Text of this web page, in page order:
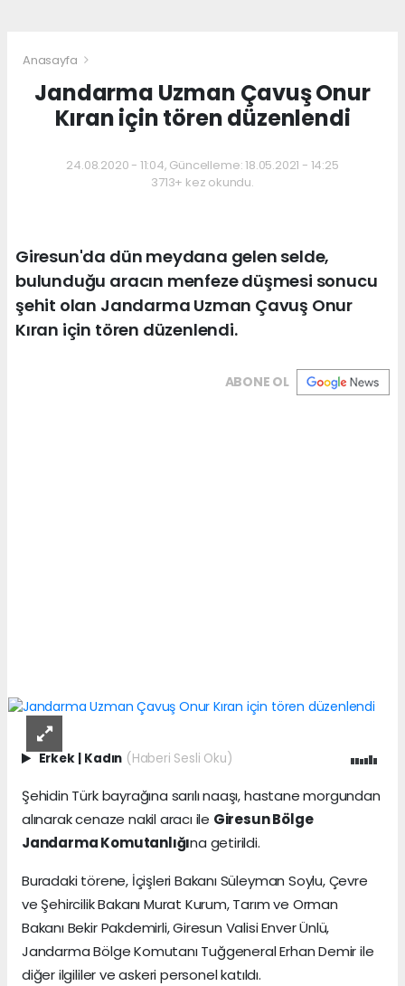
Anasayfa
Jandarma Uzman Çavuş Onur
Kıran için tören düzenlendi
24.08.2020 - 11:04, Güncelleme: 18.05.2021 - 14:25
3713+ kez okundu.
Giresun'da dün meydana gelen selde,
bulunduğu aracın menfeze düşmesi sonucu
şehit olan Jandarma Uzman Çavuş Onur
Kıran için tören düzenlendi.
ABONE OL
Erkek Kadın (Haberi Sesli Oku)
Şehidin Türk bayrağına sarılı naaşı, hastane morgundan
alınarak cenaze nakil aracı ile Giresun Bölge
Jandarma Komutanlığına getirildi.
Buradaki törene, İçişleri Bakanı Süleyman Soylu, Çevre
ve Şehircilik Bakanı Murat Kurum, Tarım ve Orman
Bakanı Bekir Pakdemirli, Giresun Valisi Enver Ünlü,
Jandarma Bölge Komutanı Tuğgeneral Erhan Demir ile
diğer ilgililer ve askeri personel katıldı.